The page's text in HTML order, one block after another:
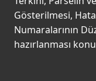
Gösterilmesi,
Numaralarının
hazırlanması